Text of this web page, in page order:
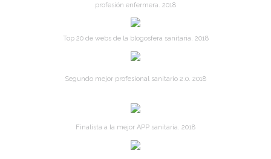
profesión enfermera. 2018
Top 20 de webs de la blogosfera sanitaria. 2018
Segundo mejor profesional sanitario 2.0. 2018
Finalista a la mejor APP sanitaria. 2018